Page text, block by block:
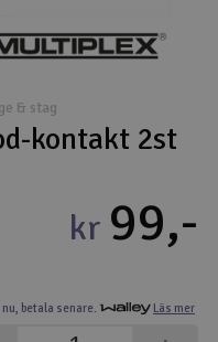
& stag
kontakt 2st
betala senare. Läs mer
kr 99,-